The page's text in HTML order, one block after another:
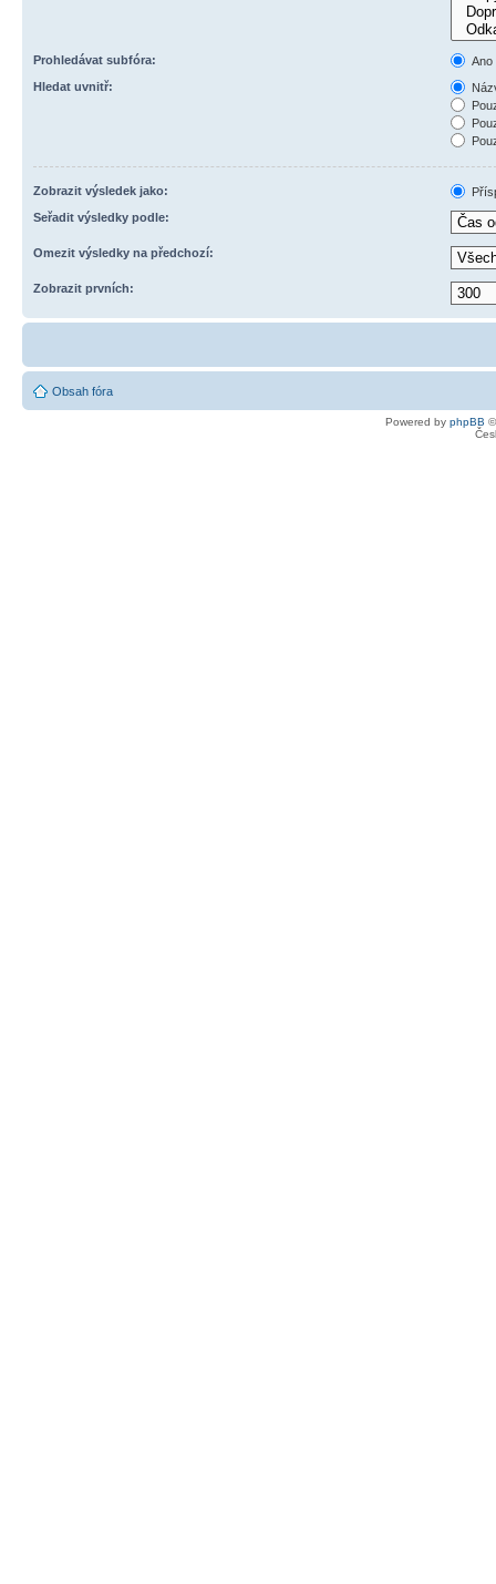
Prohledávat subfóra:
Ano
Hledat uvnitř:
Zobrazit výsledek jako:
Seřadit výsledky podle:
Omezit výsledky na předchozí:
Zobrazit prvních:
Obsah fóra
Powered by phpBB